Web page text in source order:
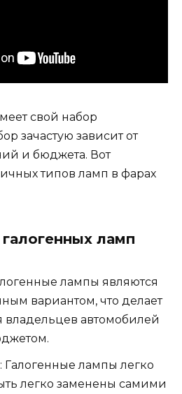
свой набор
зачастую зависит от
и бюджета. Вот
типов ламп в фарах
ламп
лампы являются
вариантом, что делает
автомобилей
Галогенные лампы легко
легко заменены самими